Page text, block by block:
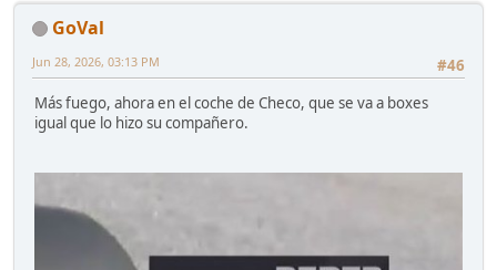
GoVal
#46
Jun 28, 2026, 03:13 PM
Más fuego, ahora en el coche de Checo, que se va a boxes
igual que lo hizo su compañero.